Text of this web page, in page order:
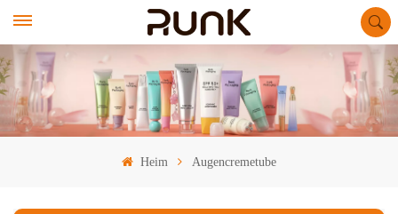
Heim Augencremetube